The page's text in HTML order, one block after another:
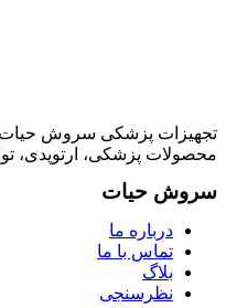
تجهیزات پزشکی سروش حیات
محصولات پزشکی، ارتوپدی،
سروش حیات
درباره ما
تماس با ما
بلاگ
نظرسنجی